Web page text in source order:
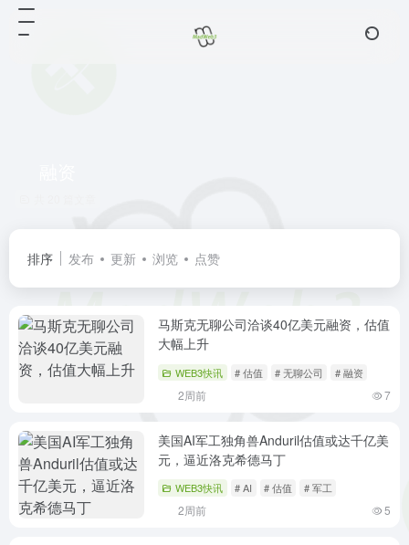
排序 发布 更新 浏览 点赞
马斯克无聊公司洽谈40亿美元融资，估值
大幅上升
WEB3快讯 # 估值 # 无聊公司 # 融资
2周前 7
美国AI军工独角兽Anduril估值或达千亿美
元，逼近洛克希德马丁
WEB3快讯 # AI # 估值 # 军工
2周前 5